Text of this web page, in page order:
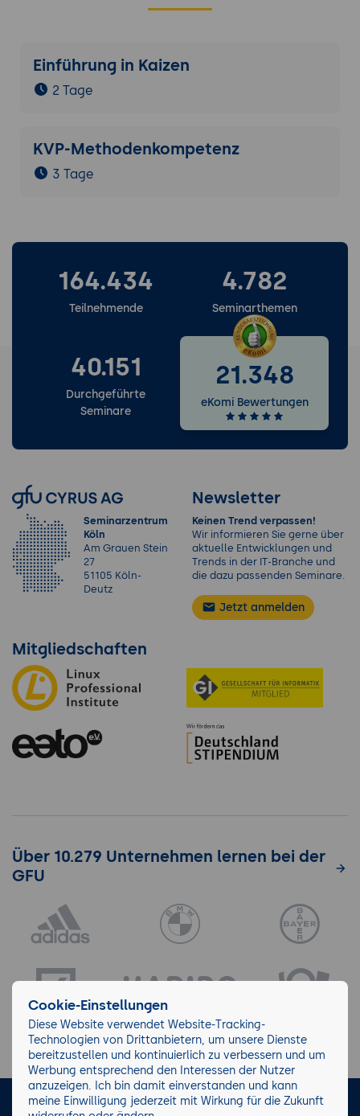
Einführung in Kaizen
2 Tage
KVP-Methodenkompetenz
3 Tage
164.434
Teilnehmende
4.782
Seminarthemen
40.151
Durchgeführte
Seminare
21.348
eKomi Bewertungen
Seminarzentrum
Köln
Am Grauen Stein
27
51105 Köln-
Deutz
Newsletter
Keinen Trend verpassen!
Wir informieren Sie gerne über
aktuelle Entwicklungen und
Trends in der IT-Branche und
die dazu passenden Seminare.
Jetzt anmelden
Mitgliedschaften
Über 10.279 Unternehmen lernen bei der
GFU
LinkedIn Facebook
Cookie-Einstellungen
Diese Website verwendet Website-Tracking-
Technologien von Drittanbietern, um unsere Dienste
bereitzustellen und kontinuierlich zu verbessern und um
Werbung entsprechend den Interessen der Nutzer
anzuzeigen. Ich bin damit einverstanden und kann
meine Einwilligung jederzeit mit Wirkung für die Zukunft